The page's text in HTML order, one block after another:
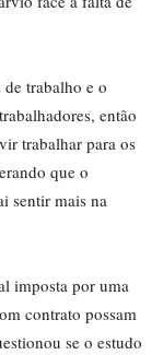
de trabalho e o
então
trabalhar para os
que o
sentir mais na
imposta por uma
contrato possam
se o estudo